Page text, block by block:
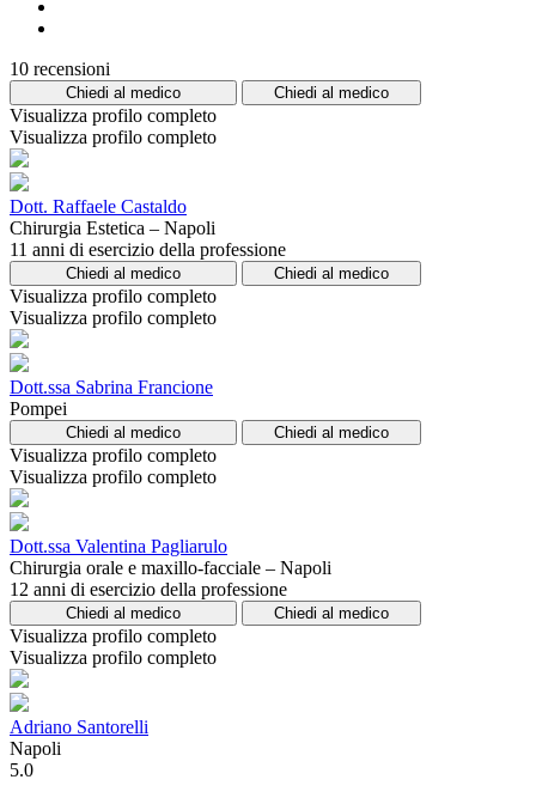
10 recensioni
Chiedi al medico Chiedi al medico
Visualizza profilo completo
Visualizza profilo completo
Dott. Raffaele Castaldo
Chirurgia Estetica – Napoli
11 anni di esercizio della professione
Chiedi al medico Chiedi al medico
Visualizza profilo completo
Visualizza profilo completo
Dott.ssa Sabrina Francione
Pompei
Chiedi al medico Chiedi al medico
Visualizza profilo completo
Visualizza profilo completo
Dott.ssa Valentina Pagliarulo
Chirurgia orale e maxillo-facciale – Napoli
12 anni di esercizio della professione
Chiedi al medico Chiedi al medico
Visualizza profilo completo
Visualizza profilo completo
Adriano Santorelli
Napoli
5.0